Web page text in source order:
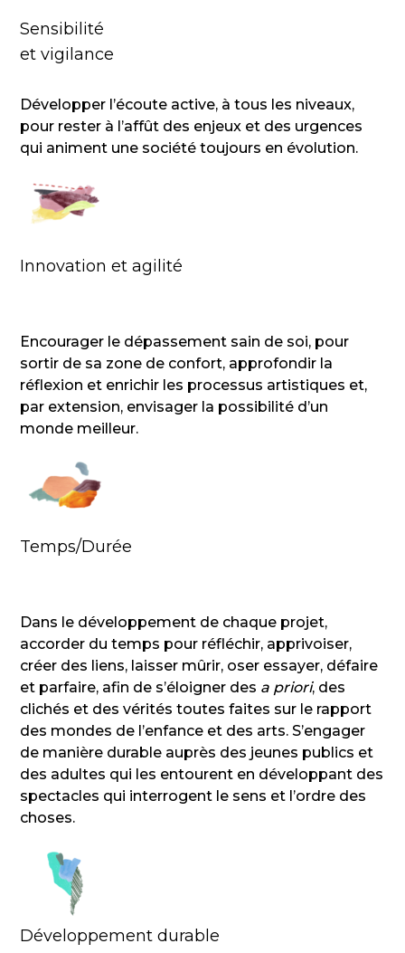
Sensibilité
et vigilance
Développer l’écoute active, à tous les niveaux,
pour rester à l’affût des enjeux et des urgences
qui animent une société toujours en évolution.
Innovation et agilité
Encourager le dépassement sain de soi, pour
sortir de sa zone de confort, approfondir la
réflexion et enrichir les processus artistiques et,
par extension, envisager la possibilité d’un
monde meilleur.
Temps/Durée
Dans le développement de chaque projet,
accorder du temps pour réfléchir, apprivoiser,
créer des liens, laisser mûrir, oser essayer, défaire
et parfaire, afin de s’éloigner des a priori, des
clichés et des vérités toutes faites sur le rapport
des mondes de l’enfance et des arts. S’engager
de manière durable auprès des jeunes publics et
des adultes qui les entourent en développant des
spectacles qui interrogent le sens et l’ordre des
choses.
Développement durable